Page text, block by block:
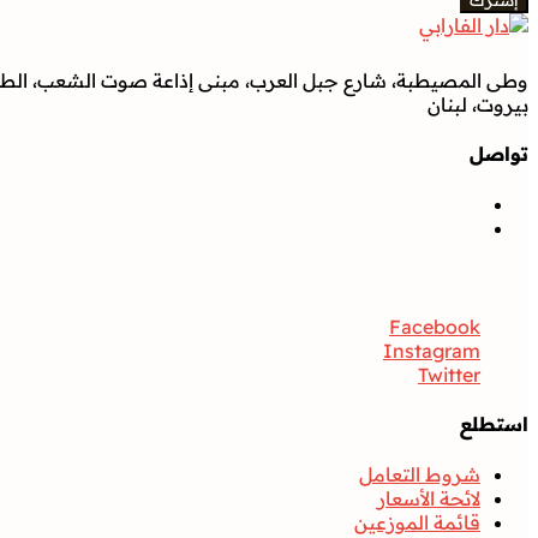
وطى المصيطبة، شارع جبل العرب، مبنى إذاعة صوت الشعب،
بيروت، لبنان
تواصل
Facebook
Instagram
Twitter
استطلع
شروط التعامل
لائحة الأسعار
قائمة الموزعين